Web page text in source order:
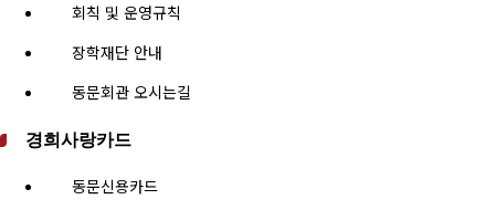
회칙 및 운영규칙
장학재단 안내
동문회관 오시는길
경희사랑카드
동문신용카드